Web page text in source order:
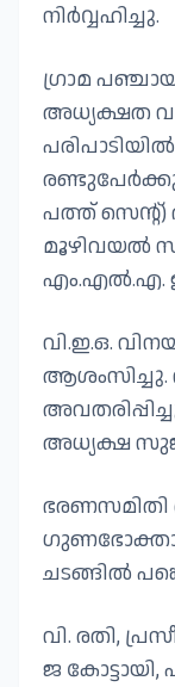
നിർവ്വഹിച്ചു.
ഗ്രാമ
അധ്യക്ഷത
പത്ത് സെന്റ്)
മൂഴിവയൽ
എം.എൽ.എ.
വി.ഇ.ഒ.
ആശംസിച്ചു.
അധ്യക്ഷ
ചടങ്ങിൽ
വി. രതി,
ജ